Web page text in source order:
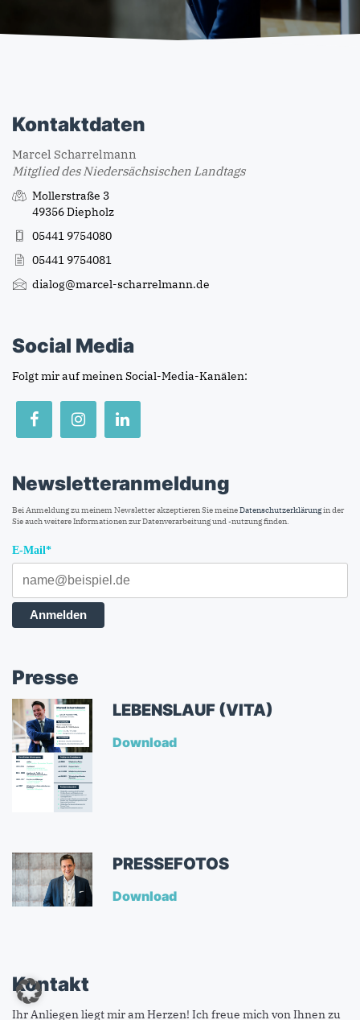
Kontaktdaten
Marcel Scharrelmann
Mitglied des Niedersächsischen Landtags
Mollerstraße 3
49356 Diepholz
05441 9754080
05441 9754081
dialog@marcel-scharrelmann.de
Social Media
Folgt mir auf meinen Social-Media-Kanälen:
Newsletteranmeldung
Bei Anmeldung zu meinem Newsletter akzeptieren Sie meineDatenschutzerklärungin der
Sie auch weitere Informationen zur Datenverarbeitung und -nutzung finden.
E-Mail*
Anmelden
Presse
LEBENSLAUF (VITA)
Download
PRESSEFOTOS
Download
Kontakt
Ihr Anliegen liegt mir am Herzen! Ich freue mich von Ihnen zu